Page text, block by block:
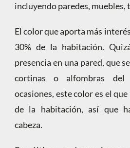
incluyendo paredes, muebles,
El color que aporta más
30% de la habitación.
presencia en una pared, que
cortinas o alfombras
ocasiones, este color es el
de la habitación, así que
cabeza.